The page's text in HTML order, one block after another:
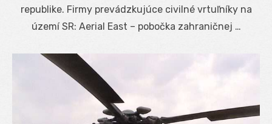
republike. Firmy prevádzkujúce civilné vrtuľníky na
území SR: Aerial East – pobočka zahraničnej …